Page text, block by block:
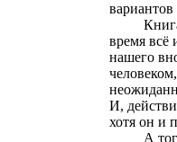
время всё
нашего
н
И,
хотя он и
А